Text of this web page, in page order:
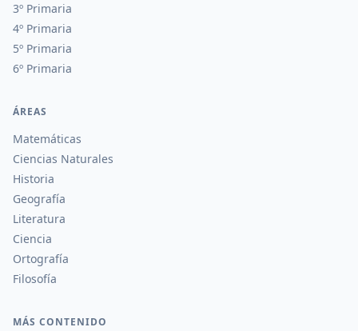
3º Primaria
4º Primaria
5º Primaria
6º Primaria
ÁREAS
Matemáticas
Ciencias Naturales
Historia
Geografía
Literatura
Ciencia
Ortografía
Filosofía
MÁS CONTENIDO